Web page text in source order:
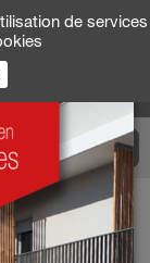
de services